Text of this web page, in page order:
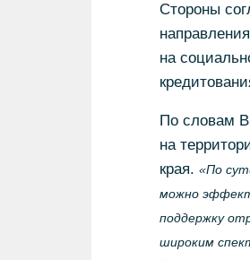
Стороны
на
По словам
на
края. «По
можно
поддержку
широким